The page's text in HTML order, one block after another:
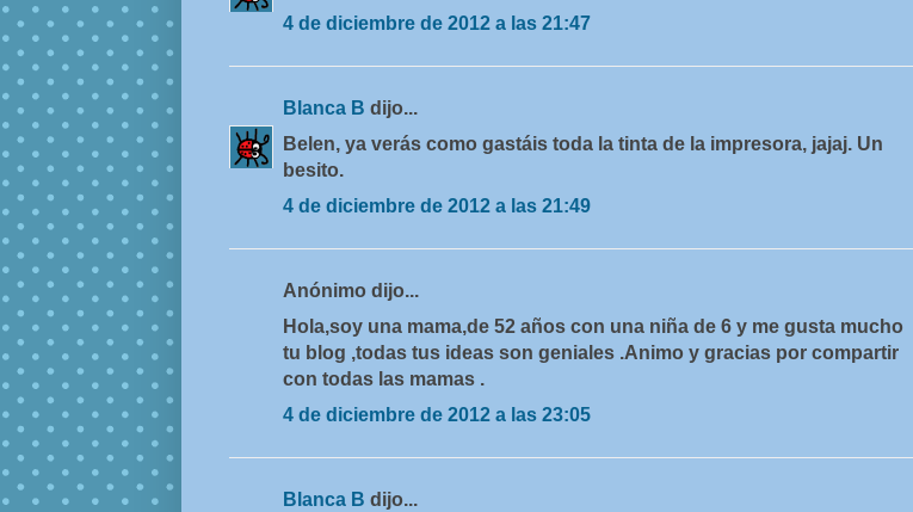
4 de diciembre de 2012 a las 21:47
Blanca B dijo...
Belen, ya verás como gastáis toda la tinta de la impresora, jajaj. Un
besito.
4 de diciembre de 2012 a las 21:49
Anónimo dijo...
Hola,soy una mama,de 52 años con una niña de 6 y me gusta mucho
tu blog ,todas tus ideas son geniales .Animo y gracias por compartir
con todas las mamas .
4 de diciembre de 2012 a las 23:05
Blanca B dijo...